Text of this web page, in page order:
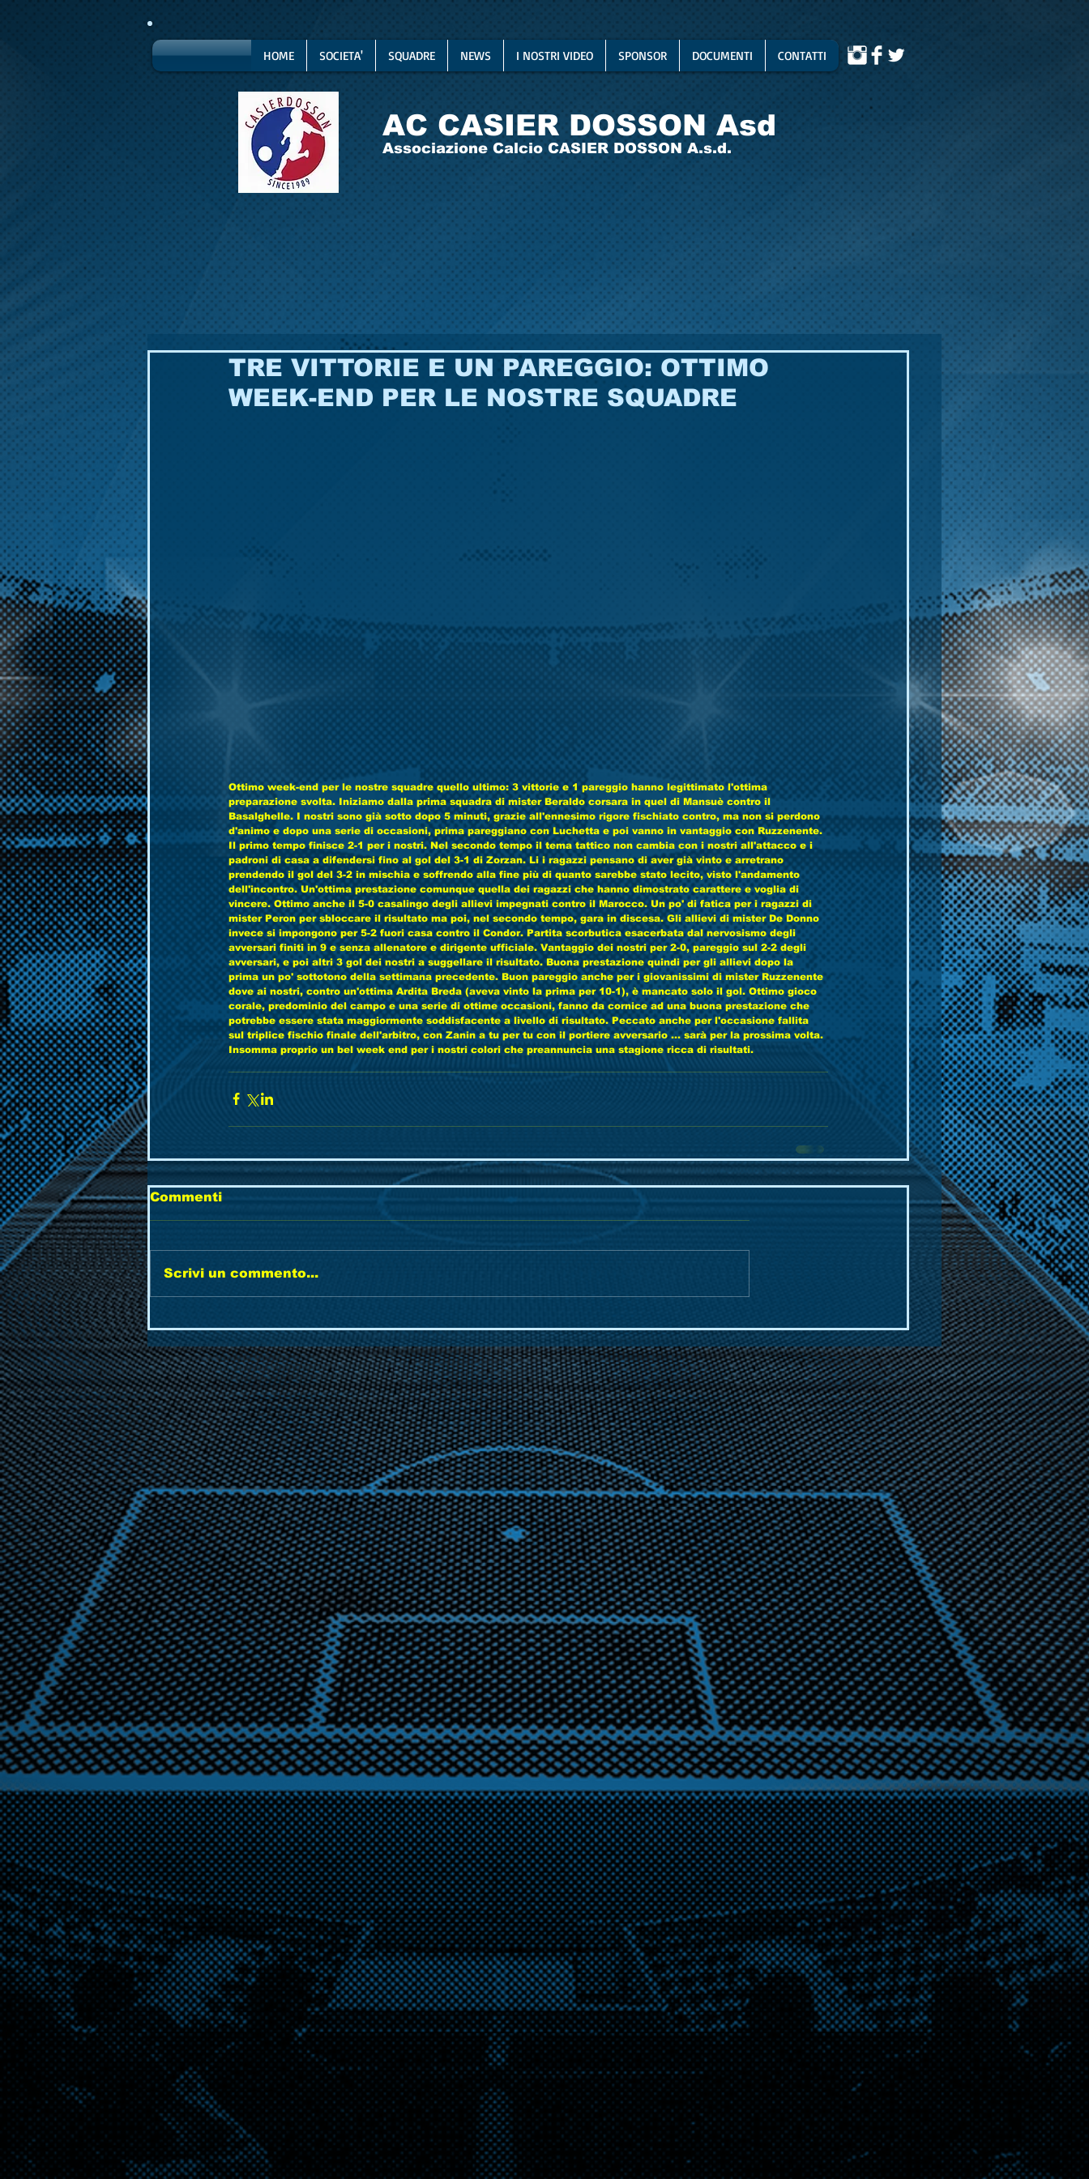
HOME SOCIETA' SQUADRE NEWS I NOSTRI VIDEO SPONSOR DOCUMENTI CONTATTI
AC CASIER DOSSON Asd
Associazione Calcio CASIER DOSSON A.s.d.
TRE VITTORIE E UN PAREGGIO: OTTIMO
WEEK-END PER LE NOSTRE SQUADRE
Ottimo week-end per le nostre squadre quello ultimo: 3 vittorie e 1 pareggio hanno legittimato l'ottima
preparazione svolta. Iniziamo dalla prima squadra di mister Beraldo corsara in quel di Mansuè contro il
Basalghelle. I nostri sono già sotto dopo 5 minuti, grazie all'ennesimo rigore fischiato contro, ma non si perdono
d'animo e dopo una serie di occasioni, prima pareggiano con Luchetta e poi vanno in vantaggio con Ruzzenente.
Il primo tempo finisce 2-1 per i nostri. Nel secondo tempo il tema tattico non cambia con i nostri all'attacco e i
padroni di casa a difendersi fino al gol del 3-1 di Zorzan. Li i ragazzi pensano di aver già vinto e arretrano
prendendo il gol del 3-2 in mischia e soffrendo alla fine più di quanto sarebbe stato lecito, visto l'andamento
dell'incontro. Un'ottima prestazione comunque quella dei ragazzi che hanno dimostrato carattere e voglia di
vincere. Ottimo anche il 5-0 casalingo degli allievi impegnati contro il Marocco. Un po' di fatica per i ragazzi di
mister Peron per sbloccare il risultato ma poi, nel secondo tempo, gara in discesa. Gli allievi di mister De Donno
invece si impongono per 5-2 fuori casa contro il Condor. Partita scorbutica esacerbata dal nervosismo degli
avversari finiti in 9 e senza allenatore e dirigente ufficiale. Vantaggio dei nostri per 2-0, pareggio sul 2-2 degli
avversari, e poi altri 3 gol dei nostri a suggellare il risultato. Buona prestazione quindi per gli allievi dopo la
prima un po' sottotono della settimana precedente. Buon pareggio anche per i giovanissimi di mister Ruzzenente
dove ai nostri, contro un'ottima Ardita Breda (aveva vinto la prima per 10-1), è mancato solo il gol. Ottimo gioco
corale, predominio del campo e una serie di ottime occasioni, fanno da cornice ad una buona prestazione che
potrebbe essere stata maggiormente soddisfacente a livello di risultato. Peccato anche per l'occasione fallita
sul triplice fischio finale dell'arbitro, con Zanin a tu per tu con il portiere avversario ... sarà per la prossima volta.
Insomma proprio un bel week end per i nostri colori che preannuncia una stagione ricca di risultati.
Commenti
Scrivi un commento...